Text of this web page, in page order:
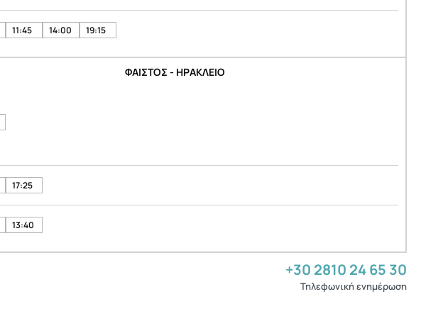
11:45 14:00 19:15
ΦΑΙΣΤΟΣ - ΗΡΑΚΛΕΙΟ
17:25
13:40
+30 2810 24 65 30
Τηλεφωνική ενημέρωση